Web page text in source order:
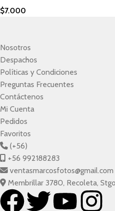
$7.000
Nosotros
Despachos
Políticas y Condiciones
Preguntas Frecuentes
Contáctenos
Mi Cuenta
Pedidos
Favoritos
(+56)
+56 992188283
ventasmarcosfotos@gmail.com
Membrillar 3780, Recoleta,